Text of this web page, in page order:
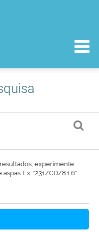
experimente
Ex: "231/CD/8.1.6"